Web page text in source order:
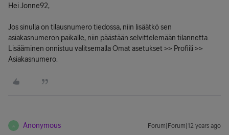
Hei Jonne92,
Jos sinulla on tilausnumero tiedossa, niin lisäätkö sen
asiakasnumeron paikalle, niin päästään selvittelemään tilannetta.
Lisääminen onnistuu valitsemalla Omat asetukset >> Profiili >>
Asiakasnumero.
A Anonymous Forum|Forum|12 years ago